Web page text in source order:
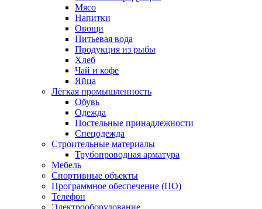
Мясо
Напитки
Овощи
Питьевая вода
Продукция из рыбы
Хлеб
Чай и кофе
Яйца
Лёгкая промышленность
Обувь
Одежда
Постельные принадлежности
Спецодежда
Строительные материалы
Трубопроводная арматура
Мебель
Спортивные объекты
Программное обеспечение (ПО)
Телефон